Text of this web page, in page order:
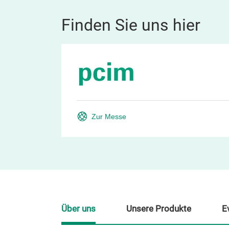
Finden Sie uns hier
Zur Messe
Über uns Unsere Produkte